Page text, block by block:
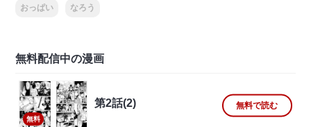
おっぱい なろう
無料配信中の漫画
無料
第2話(2) 無料で読む